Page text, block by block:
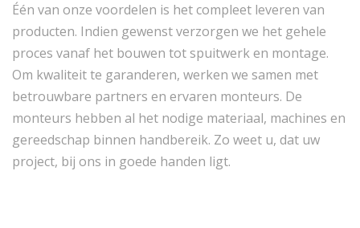
Één van onze voordelen is het compleet leveren van
producten. Indien gewenst verzorgen we het gehele
proces vanaf het bouwen tot spuitwerk en montage.
Om kwaliteit te garanderen, werken we samen met
betrouwbare partners en ervaren monteurs. De
monteurs hebben al het nodige materiaal, machines en
gereedschap binnen handbereik. Zo weet u, dat uw
project, bij ons in goede handen ligt.